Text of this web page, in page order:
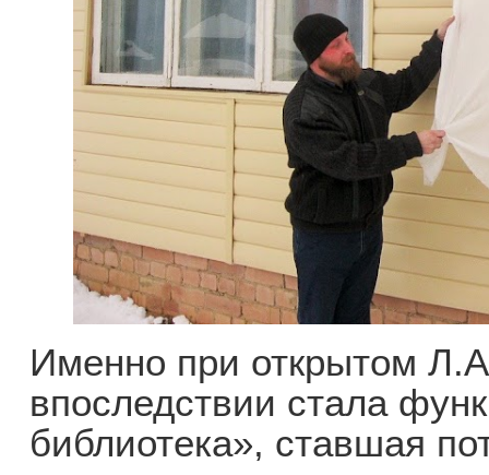
Именно при открытом
впоследствии стала
библиотека», ставшая